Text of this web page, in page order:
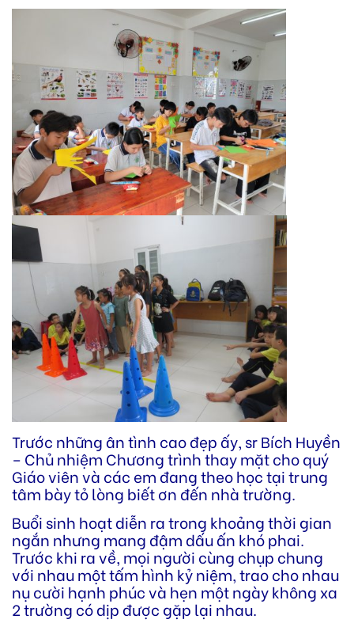
Trước những ân tình cao đẹp ấy, sr Bích Huyền
– Chủ nhiệm Chương trình thay mặt cho quý
Giáo viên và các em đang theo học tại trung
tâm bày tỏ lòng biết ơn đến nhà trường.
Buổi sinh hoạt diễn ra trong khoảng thời gian
ngắn nhưng mang đậm dấu ấn khó phai.
Trước khi ra về, mọi người cùng chụp chung
với nhau một tấm hình kỷ niệm, trao cho nhau
nụ cười hạnh phúc và hẹn một ngày không xa
2 trường có dịp được gặp lại nhau.